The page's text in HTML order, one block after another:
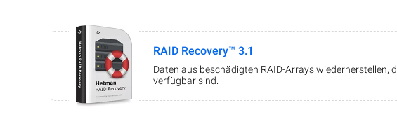
RAID Recovery™ 3.1
Daten aus beschädigten RAID-Arrays wiederherstellen,
verfügbar sind.